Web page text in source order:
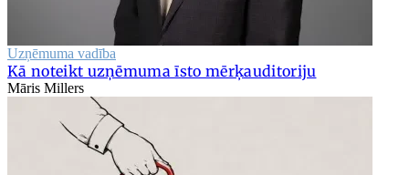
Uzņēmuma vadība
Kā noteikt uzņēmuma īsto mērķauditoriju
Māris Millers